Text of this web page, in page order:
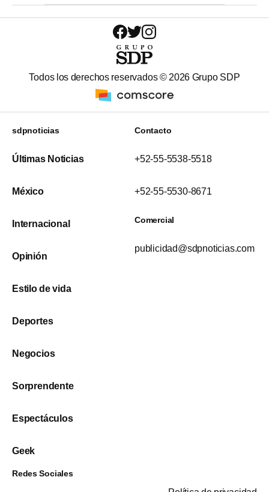
Todos los derechos reservados © 2026 Grupo SDP
sdpnoticias
Últimas Noticias
México
Internacional
Opinión
Estilo de vida
Deportes
Negocios
Sorprendente
Espectáculos
Geek
Contacto
+52-55-5538-5518
+52-55-5530-8671
Comercial
publicidad@sdpnoticias.com
Redes Sociales